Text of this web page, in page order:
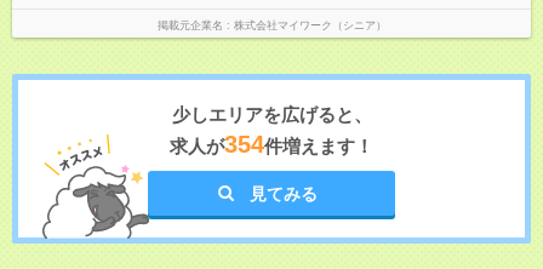
掲載元企業名 株式会社マイワーク（シニア）
少しエリアを広げると、
求人が354件増えます！
見てみる